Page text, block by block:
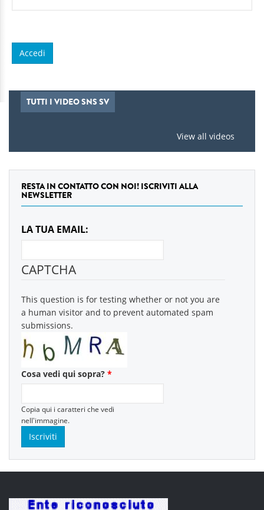
TUTTI I VIDEO SNS SV
View all videos
RESTA IN CONTATTO CON NOI! ISCRIVITI ALLA
NEWSLETTER
LA TUA EMAIL:
CAPTCHA
This question is for testing whether or not you are
a human visitor and to prevent automated spam
submissions.
Cosa vedi qui sopra? *
Copia qui i caratteri che vedi
nell'immagine.